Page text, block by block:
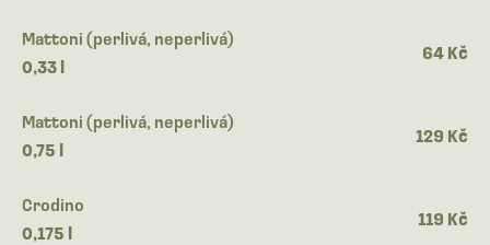
Mattoni (perlivá, neperlivá)
0,33 l
64 Kč
Mattoni (perlivá, neperlivá)
0,75 l
129 Kč
Crodino
0,175 l
119 Kč